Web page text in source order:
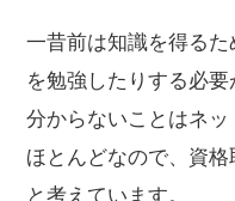
一昔前は知識を得る
を勉強したりする必
分からないことはネ
ほとんどなので、資
と考えています。